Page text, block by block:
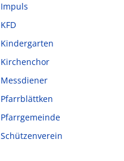
Impuls
KFD
Kindergarten
Kirchenchor
Messdiener
Pfarrblättken
Pfarrgemeinde
Schützenverein